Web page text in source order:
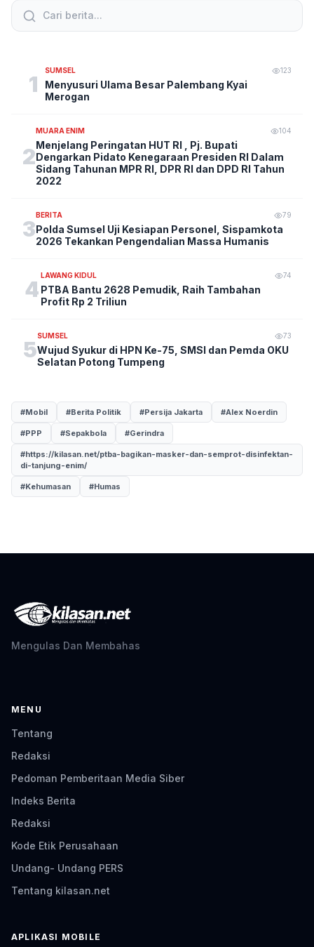
1
SUMSEL 123
Menyusuri Ulama Besar Palembang Kyai
Merogan
2
MUARA ENIM 104
Menjelang Peringatan HUT RI , Pj. Bupati
Dengarkan Pidato Kenegaraan Presiden RI Dalam
Sidang Tahunan MPR RI, DPR RI dan DPD RI Tahun
2022
3
BERITA 79
Polda Sumsel Uji Kesiapan Personel, Sispamkota
2026 Tekankan Pengendalian Massa Humanis
4
LAWANG KIDUL 74
PTBA Bantu 2628 Pemudik, Raih Tambahan
Profit Rp 2 Triliun
5
SUMSEL 73
Wujud Syukur di HPN Ke-75, SMSI dan Pemda OKU
Selatan Potong Tumpeng
#Mobil #Berita Politik #Persija Jakarta #Alex Noerdin
#PPP #Sepakbola #Gerindra
#https://kilasan.net/ptba-bagikan-masker-dan-semprot-disinfektan-
di-tanjung-enim/
#Kehumasan #Humas
Mengulas Dan Membahas
MENU
Tentang
Redaksi
Pedoman Pemberitaan Media Siber
Indeks Berita
Redaksi
Kode Etik Perusahaan
Undang- Undang PERS
Tentang kilasan.net
APLIKASI MOBILE